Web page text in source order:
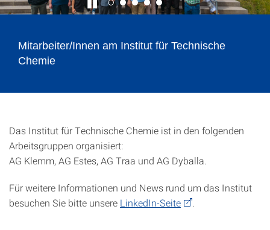
Mitarbeiter/Innen am Institut für Technische
Chemie
Das Institut für Technische Chemie ist in den folgenden
Arbeitsgruppen organisiert:
AG Klemm, AG Estes, AG Traa und AG Dyballa.
Für weitere Informationen und News rund um das Institut
besuchen Sie bitte unsere LinkedIn-Seite